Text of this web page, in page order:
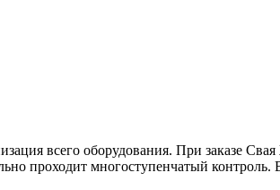
всего оборудования. При заказе
проходит многоступенчатый